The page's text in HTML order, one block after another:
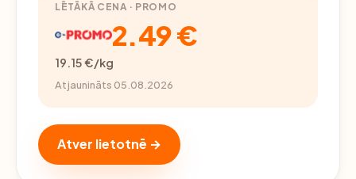
LĒTĀKĀ CENA · PROMO
2.49 €
19.15 €/kg
Atjaunināts 05.08.2026
Atver lietotnē →